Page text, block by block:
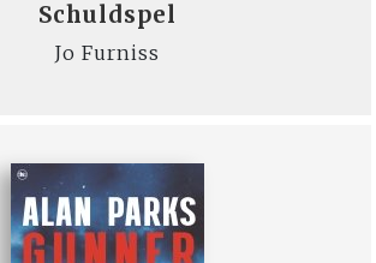
Schuldspel
Jo Furniss